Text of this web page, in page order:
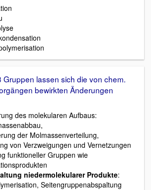
Gruppen lassen sich die von chem.
bewirkten Änderungen
des molekularen Aufbaus:
der Molmassenverteilung,
von Verzweigungen und Vernetzungen
funktioneller Gruppen wie
niedermolekularer Produkte:
Seitengruppenabspaltung